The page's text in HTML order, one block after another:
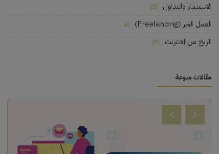
الاستثمار والتداول (5)
العمل الحر (Freelancing) (4)
الربح من الانترنت (7)
مقالات منوعة